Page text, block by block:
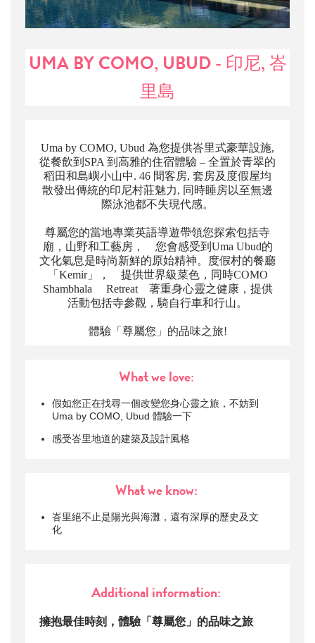
UMA BY COMO, UBUD - 印尼, 峇
里島
Uma by COMO, Ubud 為您提供峇里式豪華設施,
從餐飲到SPA 到高雅的住宿體驗 – 全置於青翠的
稻田和島嶼小山中. 46 間客房, 套房及度假屋均
散發出傳統的印尼村莊魅力, 同時睡房以至無邊
際泳池都不失現代感。
尊屬您的當地專業英語導遊帶領您探索包括寺
廟，山野和工藝房， 您會感受到Uma Ubud的
文化氣息是時尚新鮮的原始精神。度假村的餐廳
「Kemir」， 提供世界級菜色，同時COMO
Shambhala Retreat 著重身心靈之健康，提供
活動包括寺參觀，騎自行車和行山。
體驗「尊屬您」的品味之旅!
What we love:
假如您正在找尋一個改變您身心靈之旅，不妨到
Uma by COMO, Ubud 體驗一下
感受峇里地道的建築及設計風格
What we know:
峇里絕不止是陽光與海灘，還有深厚的歷史及文
化
Additional information:
擁抱最佳時刻，體驗「尊屬您」的品味之旅